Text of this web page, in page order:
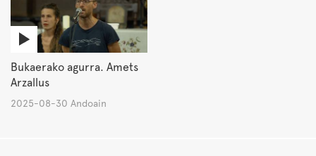
Bukaerako agurra. Amets
Arzallus
2025-08-30 Andoain